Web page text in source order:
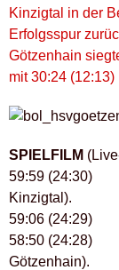
Kinzigtal in der
Erfolgsspur
Götzenhain
mit 30:24
SPIELFILM
59:59 (24:30)
Kinzigtal).
59:06 (24:29)
58:50 (24:28)
Götzenhain).